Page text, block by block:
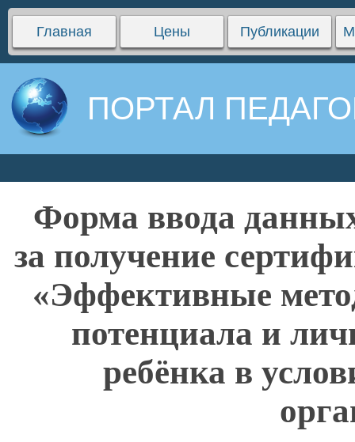
Главная Цены Публикации
ПОРТАЛ
Форма ввода
за получение
«Эффективные
потенциала и
ребёнка в